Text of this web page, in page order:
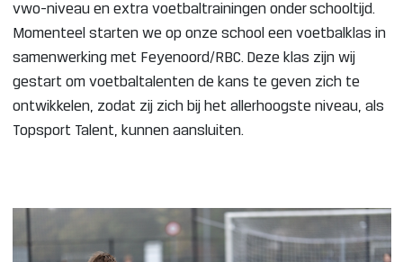
vwo-niveau en extra voetbaltrainingen onder schooltijd.
Momenteel starten we op onze school een voetbalklas in
samenwerking met Feyenoord/RBC. Deze klas zijn wij
gestart om voetbaltalenten de kans te geven zich te
ontwikkelen, zodat zij zich bij het allerhoogste niveau, als
Topsport Talent, kunnen aansluiten.